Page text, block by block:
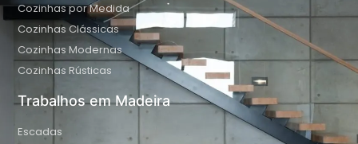
Cozinhas por Medida
Cozinhas Clássicas
Cozinhas Modernas
Cozinhas Rústicas
Trabalhos em Madeira
Escadas